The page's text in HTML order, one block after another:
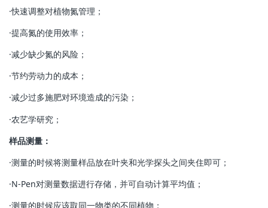
·快速调整对植物氮管理；
·提高氮的使用效率；
·减少缺少氮的风险；
·节约劳动力的成本；
·减少过多施肥对环境造成的污染；
·农艺学研究；
样品测量：
·测量的时候将测量样品放在叶夹和光学探头之间夹住即可；
·N-Pen对测量数据进行存储，并可自动计算平均值；
·测量的时候应该取同一物类的不同植物；